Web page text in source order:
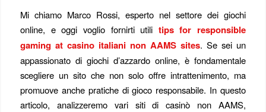
Mi chiamo Marco Rossi, esperto nel settore dei giochi
online, e oggi voglio fornirti utili tips for responsible
gaming at casino italiani non AAMS sites. Se sei un
appassionato di giochi d’azzardo online, è fondamentale
scegliere un sito che non solo offre intrattenimento, ma
promuove anche pratiche di gioco responsabile. In questo
articolo, analizzeremo vari siti di casinò non AAMS,